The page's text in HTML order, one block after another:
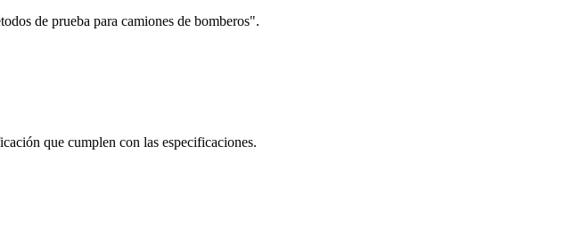
de prueba para camiones de bomberos".
que cumplen con las especificaciones.